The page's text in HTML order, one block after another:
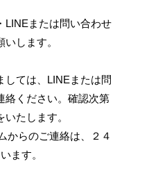
LINEまたは問い合わせ
します。
ては、LINEまたは問
絡ください。確認次第
たします。
からのご連絡は、２４
ます。